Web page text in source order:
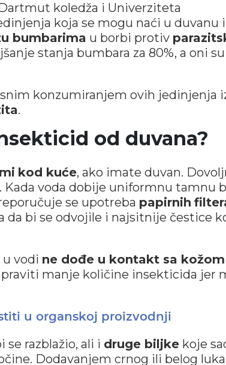
koledža i Univerziteta
koja se mogu naći u duvanu i
bumbarima u borbi protiv
stanja bumbara za 80%, a oni su
konzumiranjem ovih jedinjenja
.
od duvana?
kod kuće, ako imate duvan.
Kada voda dobije uniformnu tamnu
se upotreba papirnih
bi se odvojile i najsitnije čestice
vodi ne dođe u kontakt sa kožom
manje količine insekticida jer
u organskoj proizvodnji
razblažio, ali i druge biljke koje
Dodavanjem crnog ili belog